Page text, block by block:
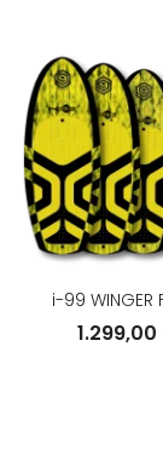
i-99 WINGER